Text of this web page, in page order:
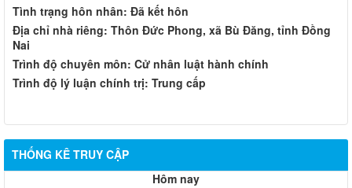
Tình trạng hôn nhân: Đã kết hôn
Địa chỉ nhà riêng: Thôn Đức Phong, xã Bù Đăng, tỉnh Đồng
Nai
Trình độ chuyên môn: Cử nhân luật hành chính
Trình độ lý luận chính trị: Trung cấp
THỐNG KÊ TRUY CẬP
Hôm nay